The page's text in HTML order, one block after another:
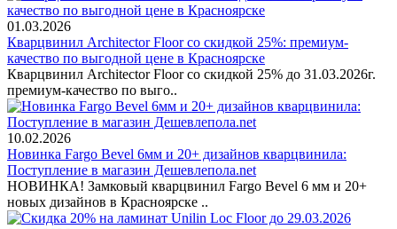
01.03.2026
Кварцвинил Architector Floor со скидкой 25%: премиум-
качество по выгодной цене в Красноярске
Кварцвинил Architector Floor со скидкой 25% до 31.03.2026г.
премиум-качество по выго..
10.02.2026
Новинка Fargo Bevel 6мм и 20+ дизайнов кварцвинила:
Поступление в магазин Дешевлепола.net
НОВИНКА! Замковый кварцвинил Fargo Bevel 6 мм и 20+
новых дизайнов в Красноярске ..